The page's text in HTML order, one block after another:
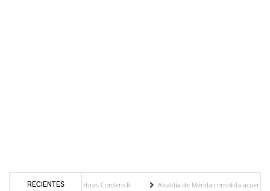
RECIENTES
María Eugenia Febres Cordero R.
Alcaldía de Mérida consolida acuerdos con